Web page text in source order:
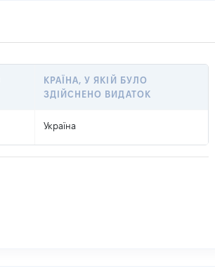
КРАЇНА, У ЯКІЙ БУЛО
ЗДІЙСНЕНО ВИДАТОК
Україна